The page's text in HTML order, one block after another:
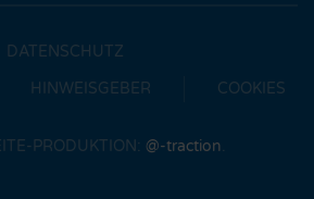
DATENSCHUTZ
HINWEISGEBER COOKIES
PRODUKTION: @-traction.